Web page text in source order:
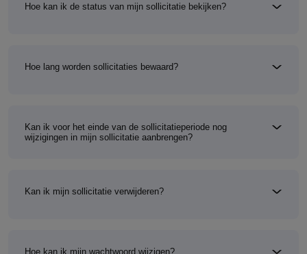
Hoe kan ik de status van mijn sollicitatie bekijken?
Hoe lang worden sollicitaties bewaard?
Kan ik voor het einde van de sollicitatieperiode nog
wijzigingen in mijn sollicitatie aanbrengen?
Kan ik mijn sollicitatie verwijderen?
Hoe kan ik mijn wachtwoord wijzigen?